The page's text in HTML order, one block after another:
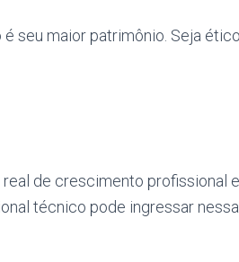
é seu maior patrimônio. Seja
de crescimento profissional
técnico pode ingressar